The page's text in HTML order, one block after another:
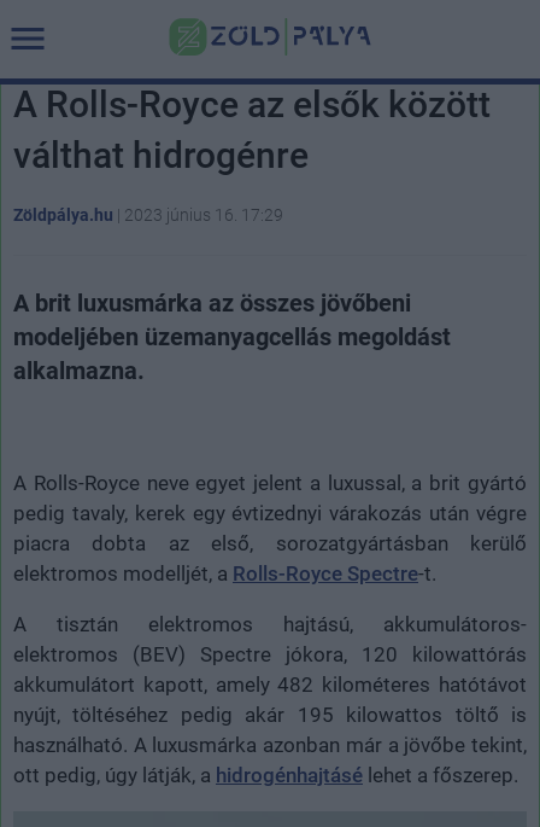
A Rolls-Royce az elsők között
válthat hidrogénre
Zöldpálya.hu | 2023 június 16. 17:29
A brit luxusmárka az összes jövőbeni
modeljében üzemanyagcellás megoldást
alkalmazna.
A Rolls-Royce neve egyet jelent a luxussal, a brit gyártó
pedig tavaly, kerek egy évtizednyi várakozás után végre
piacra dobta az első, sorozatgyártásban kerülő
elektromos modelljét, a Rolls-Royce Spectre-t.
A tisztán elektromos hajtású, akkumulátoros-
elektromos (BEV) Spectre jókora, 120 kilowattórás
akkumulátort kapott, amely 482 kilométeres hatótávot
nyújt, töltéséhez pedig akár 195 kilowattos töltő is
használható. A luxusmárka azonban már a jövőbe tekint,
ott pedig, úgy látják, a hidrogénhajtásé lehet a főszerep.